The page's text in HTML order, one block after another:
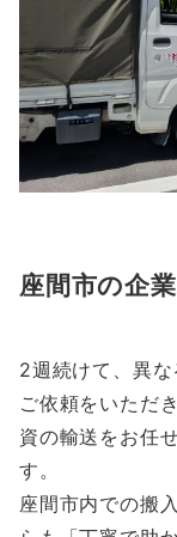
座間市の企
2週続けて、異
ご依頼をいただ
資の輸送をお任
す。
座間市内での搬